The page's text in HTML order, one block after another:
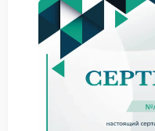
Замена динамиков
акустических систем.
Устранение
зарядными цепями.
Обновление
устранение
Восстановление
после